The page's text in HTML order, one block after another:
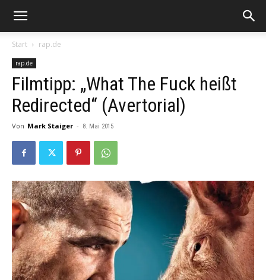
Start rap.de
rap.de
Filmtipp: „What The Fuck heißt
Redirected“ (Avertorial)
Von Mark Staiger - 8. Mai 2015